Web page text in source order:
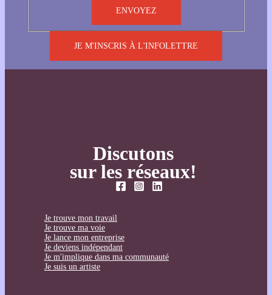
JE M'INSCRIS À L'INFOLETTRE
Discutons
sur les réseaux!
Je trouve mon travail
Je trouve ma voie
Je lance mon entreprise
Je deviens indépendant
Je m'implique dans ma communauté
Je suis un artiste